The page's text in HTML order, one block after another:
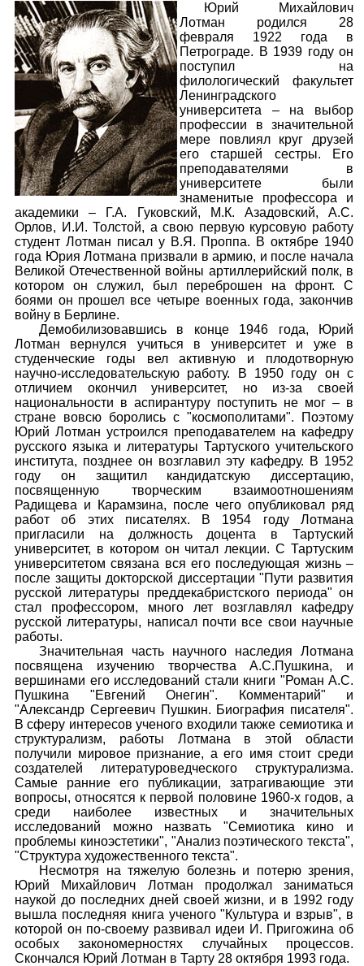
Юрий Михайлович
Лотман родился 28
февраля 1922 года в
Петрограде. В 1939 году он
поступил на
филологический факультет
Ленинградского
университета – на выбор
профессии в значительной
мере повлиял круг друзей
его старшей сестры. Его
преподавателями в
университете были
знаменитые профессора и
академики – Г.А. Гуковский, М.К. Азадовский, А.С.
Орлов, И.И. Толстой, а свою первую курсовую работу
студент Лотман писал у В.Я. Проппа. В октябре 1940
года Юрия Лотмана призвали в армию, и после начала
Великой Отечественной войны артиллерийский полк, в
котором он служил, был переброшен на фронт. С
боями он прошел все четыре военных года, закончив
войну в Берлине.
Демобилизовавшись в конце 1946 года, Юрий
Лотман вернулся учиться в университет и уже в
студенческие годы вел активную и плодотворную
научно-исследовательскую работу. В 1950 году он с
отличием окончил университет, но из-за своей
национальности в аспирантуру поступить не мог – в
стране вовсю боролись с "космополитами". Поэтому
Юрий Лотман устроился преподавателем на кафедру
русского языка и литературы Тартуского учительского
института, позднее он возглавил эту кафедру. В 1952
году он защитил кандидатскую диссертацию,
посвященную творческим взаимоотношениям
Радищева и Карамзина, после чего опубликовал ряд
работ об этих писателях. В 1954 году Лотмана
пригласили на должность доцента в Тартуский
университет, в котором он читал лекции. С Тартуским
университетом связана вся его последующая жизнь –
после защиты докторской диссертации "Пути развития
русской литературы преддекабристского периода" он
стал профессором, много лет возглавлял кафедру
русской литературы, написал почти все свои научные
работы.
Значительная часть научного наследия Лотмана
посвящена изучению творчества А.С.Пушкина, и
вершинами его исследований стали книги "Роман А.С.
Пушкина "Евгений Онегин". Комментарий" и
"Александр Сергеевич Пушкин. Биография писателя".
В сферу интересов ученого входили также семиотика и
структурализм, работы Лотмана в этой области
получили мировое признание, а его имя стоит среди
создателей литературоведческого структурализма.
Самые ранние его публикации, затрагивающие эти
вопросы, относятся к первой половине 1960-х годов, а
среди наиболее известных и значительных
исследований можно назвать "Семиотика кино и
проблемы киноэстетики", "Анализ поэтического текста",
"Структура художественного текста".
Несмотря на тяжелую болезнь и потерю зрения,
Юрий Михайлович Лотман продолжал заниматься
наукой до последних дней своей жизни, и в 1992 году
вышла последняя книга ученого "Культура и взрыв", в
которой он по-своему развивал идеи И. Пригожина об
особых закономерностях случайных процессов.
Скончался Юрий Лотман в Тарту 28 октября 1993 года.